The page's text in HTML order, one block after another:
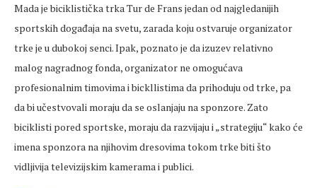
Mada je biciklistička trka Tur de Frans jedan od najgledanijih
sportskih događaja na svetu, zarada koju ostvaruje organizator
trke je u dubokoj senci. Ipak, poznato je da izuzev relativno
malog nagradnog fonda, organizator ne omogućava
profesionalnim timovima i bickllistima da prihoduju od trke, pa
da bi učestvovali moraju da se oslanjaju na sponzore. Zato
biciklisti pored sportske, moraju da razvijaju i „strategiju“ kako će
imena sponzora na njihovim dresovima tokom trke biti što
vidljivija televizijskim kamerama i publici.